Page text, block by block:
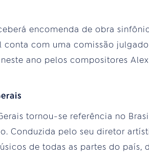
encomenda de obra
conta com uma comissão
ano pelos compositores
tornou-se referência no
Conduzida pelo seu diretor
de todas as partes do país,